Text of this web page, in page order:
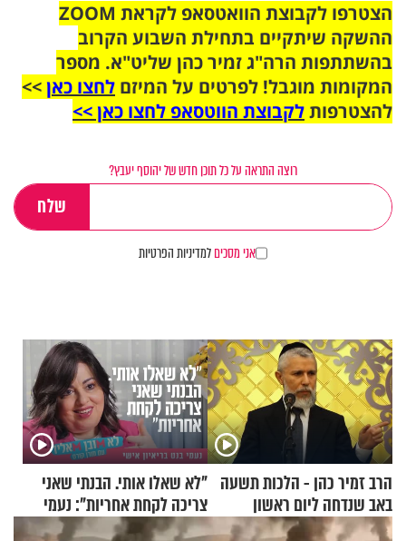
הצטרפו לקבוצת הוואטסאפ לקראת ZOOM
ההשקה שיתקיים בתחילת השבוע הקרוב
בהשתתפות הרה"ג זמיר כהן שליט"א. מספר
המקומות מוגבל! לפרטים על המיזם לחצו כאן>>
להצטרפותלקבוצת הווטסאפ לחצו כאן >>
רוצה התראה על כל תוכן חדש של יהוסף יעבץ?
אני מסכיםלמדיניות הפרטיות
הרב זמיר כהן - הלכות תשעה
באב שנדחה ליום ראשון
"לא שאלו אותי. הבנתי שאני
צריכה לקחת אחריות": נעמי
בנט בריאיון אישי